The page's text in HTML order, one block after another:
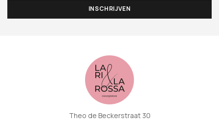
Theo de Beckerstraat 30